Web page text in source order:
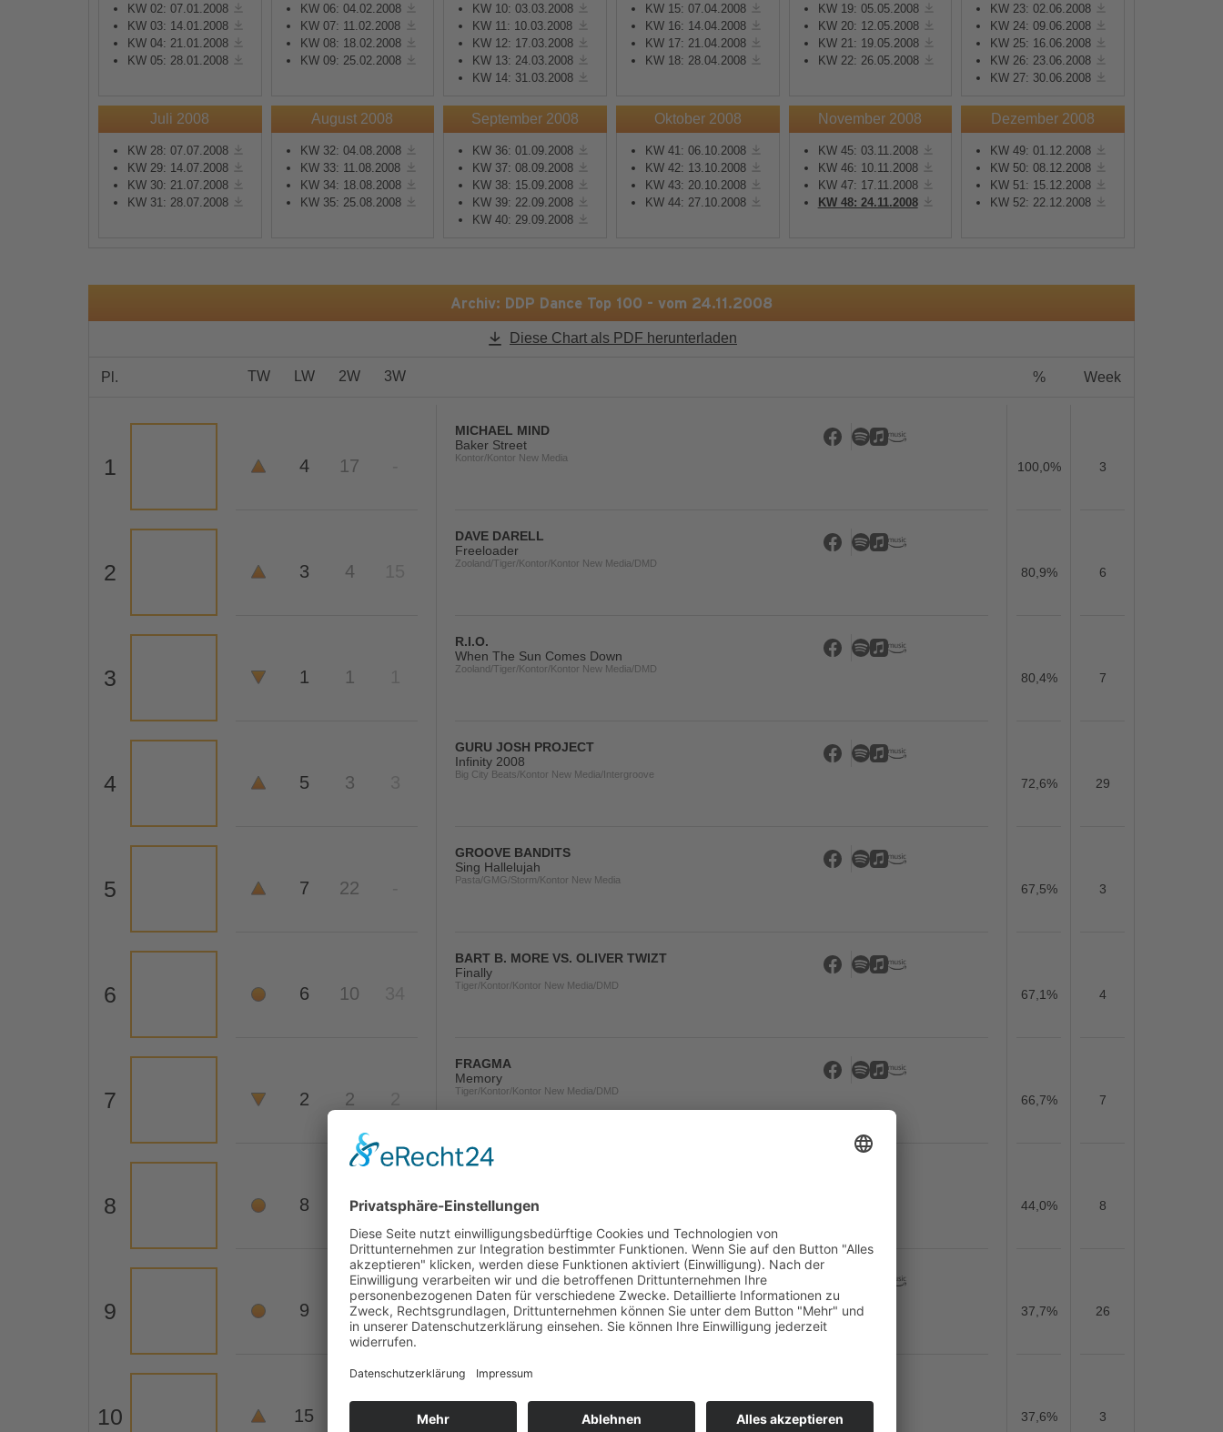
durch und stimmen Sie
der Nutzung des Service
zu, um diese Inhalte
anzuzeigen.
Mehr Informationen
Akzeptieren
powered byUsercentrics
durch und stimmen Sie
der Nutzung des Service
zu, um diese Inhalte
anzuzeigen.
Mehr Informationen
Akzeptieren
powered byUsercentrics
Consent Management
durch und stimmen Sie
der Nutzung des Service
zu, um diese Inhalte
anzuzeigen.
Mehr Informationen
Akzeptieren
powered byUsercentrics
KW 02: 07.01.2008
KW 03: 14.01.2008
KW 04: 21.01.2008
KW 05: 28.01.2008
KW 06: 04.02.2008
KW 07: 11.02.2008
KW 08: 18.02.2008
KW 09: 25.02.2008
KW 10: 03.03.2008
KW 11: 10.03.2008
KW 12: 17.03.2008
KW 13: 24.03.2008
KW 14: 31.03.2008
KW 15: 07.04.2008
KW 16: 14.04.2008
KW 17: 21.04.2008
KW 18: 28.04.2008
KW 19: 05.05.2008
KW 20: 12.05.2008
KW 21: 19.05.2008
KW 22: 26.05.2008
KW 23: 02.06.2008
KW 24: 09.06.2008
KW 25: 16.06.2008
KW 26: 23.06.2008
KW 27: 30.06.2008
Juli 2008
KW 28: 07.07.2008
KW 29: 14.07.2008
KW 30: 21.07.2008
KW 31: 28.07.2008
August 2008
KW 32: 04.08.2008
KW 33: 11.08.2008
KW 34: 18.08.2008
KW 35: 25.08.2008
September 2008
KW 36: 01.09.2008
KW 37: 08.09.2008
KW 38: 15.09.2008
KW 39: 22.09.2008
KW 40: 29.09.2008
Oktober 2008
KW 41: 06.10.2008
KW 42: 13.10.2008
KW 43: 20.10.2008
KW 44: 27.10.2008
November 2008
KW 45: 03.11.2008
KW 46: 10.11.2008
KW 47: 17.11.2008
KW 48: 24.11.2008
Dezember 2008
KW 49: 01.12.2008
KW 50: 08.12.2008
KW 51: 15.12.2008
KW 52: 22.12.2008
Archiv: DDP Dance Top 100 - vom 24.11.2008
Diese Chart als PDF herunterladen
Pl. TW LW 2W 3W % Week
1 4 17
MICHAEL MIND
Baker Street
Kontor/Kontor New Media
100,0% 3
2 3 4
DAVE DARELL
Freeloader
Zooland/Tiger/Kontor/Kontor New Media/DMD
80,9% 6
3 1 1
R.I.O.
When The Sun Comes Down
Zooland/Tiger/Kontor/Kontor New Media/DMD
80,4% 7
4 5 3
GURU JOSH PROJECT
Infinity 2008
Big City Beats/Kontor New Media/Intergroove
72,6% 29
5 7 22
GROOVE BANDITS
Sing Hallelujah
Pasta/GMG/Storm/Kontor New Media
67,5% 3
6 6 10
BART B. MORE VS. OLIVER TWIZT
Finally
Tiger/Kontor/Kontor New Media/DMD
67,1% 4
7 2 2 2
FRAGMA
Memory
Tiger/Kontor/Kontor New Media/DMD
66,7% 7
8 8 5 4
SPENCER & HILL
44,0% 8
9 9 9 9
YVES LAROCK
Rise Up
Hedonism/Mach 1/Ministry Of Sound
37,7% 26
10 15
MASTER BLASTER
Zooland/Kontor New Media/Music Mail
37,6% 3